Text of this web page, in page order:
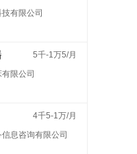
有限公司
5千-1万5/月
限公司
4千5-1万/月
息咨询有限公司